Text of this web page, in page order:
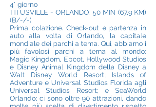
4° giorno
TITUSVILLE - ORLANDO, 50 MIN (67,9 KM)
(B/-/-)
Prima colazione. Check-out e partenza in
auto alla volta di Orlando, la capitale
mondiale dei parchi a tema. Qui, abbiamo i
più favolosi parchi a tema al mondo:
Magic Kingdom, Epcot, Hollywood Studios
e Disney Animal Kingdom della Disney a
Walt Disney World Resort; Islands of
Adventure e Universal Studios Florida agli
Universal Studios Resort; e SeaWorld
Orlando; ci sono oltre 90 attrazioni, dando